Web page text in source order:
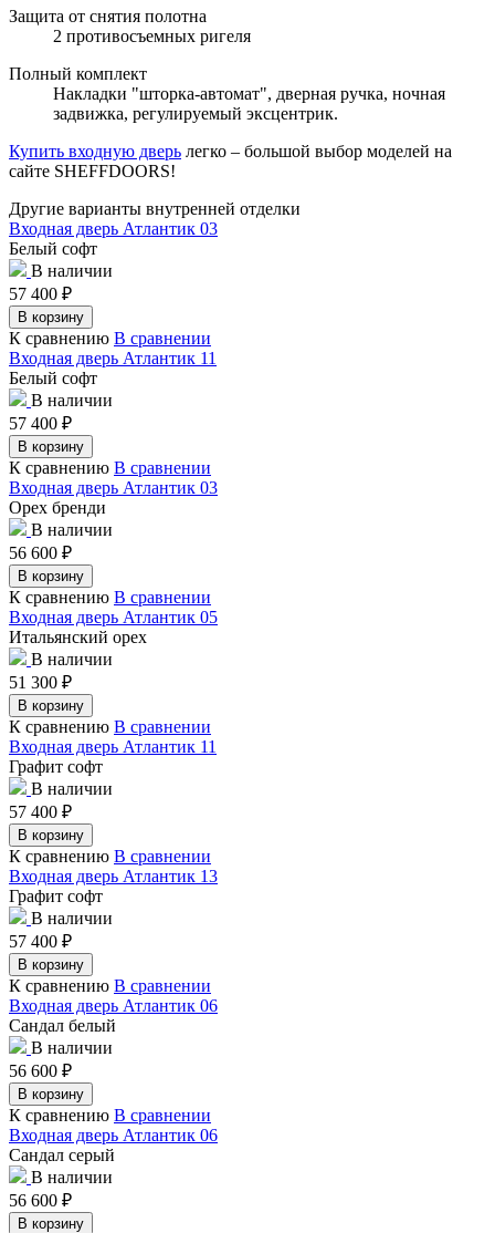
Защита от снятия полотна
2 противосъемных ригеля
Полный комплект
Накладки "шторка-автомат", дверная ручка, ночная
задвижка, регулируемый эксцентрик.
Купить входную дверь легко – большой выбор моделей на
сайте SHEFFDOORS!
Другие варианты внутренней отделки
Входная дверь Атлантик 03
Белый софт
В наличии
57 400 ₽
В корзину
К сравнению В сравнении
Входная дверь Атлантик 11
Белый софт
В наличии
57 400 ₽
В корзину
К сравнению В сравнении
Входная дверь Атлантик 03
Орех бренди
В наличии
56 600 ₽
В корзину
К сравнению В сравнении
Входная дверь Атлантик 05
Итальянский орех
В наличии
51 300 ₽
В корзину
К сравнению В сравнении
Входная дверь Атлантик 11
Графит софт
В наличии
57 400 ₽
В корзину
К сравнению В сравнении
Входная дверь Атлантик 13
Графит софт
В наличии
57 400 ₽
В корзину
К сравнению В сравнении
Входная дверь Атлантик 06
Сандал белый
В наличии
56 600 ₽
В корзину
К сравнению В сравнении
Входная дверь Атлантик 06
Сандал серый
В наличии
56 600 ₽
В корзину